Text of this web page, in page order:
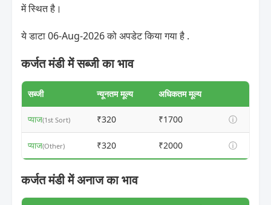
में स्थित है।
ये डाटा 06-Aug-2026 को अपडेट किया गया है .
कर्जत मंडी में सब्जी का भाव
सब्जी न्यूनतम मूल्य अधिकतम मूल्य
प्याज(1st Sort) ₹320 ₹1700 ⓘ
प्याज(Other) ₹320 ₹2000 ⓘ
कर्जत मंडी में अनाज का भाव